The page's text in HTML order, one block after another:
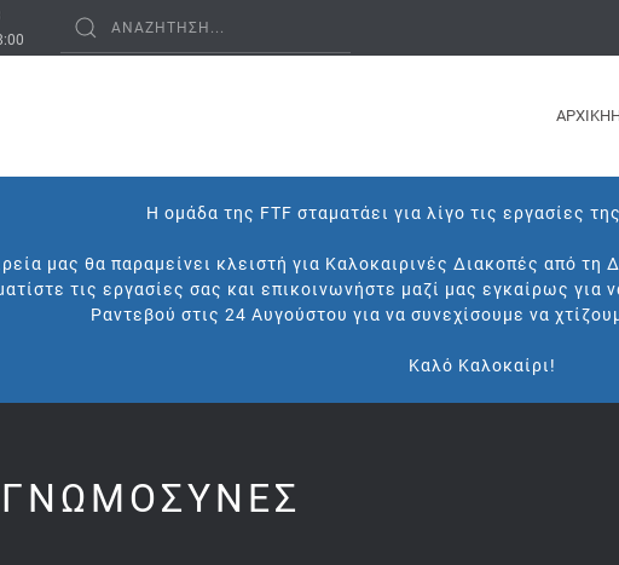
ΑΡΧΙΚΗ
Η ομάδα της FTF σταματάει για λίγο τις εργασίες
μας θα παραμείνει κλειστή για Καλοκαιρινές Διακοπές από
τις εργασίες σας και επικοινωνήστε μαζί μας εγκαίρως
Ραντεβού στις 24 Αυγούστου για να συνεχίσουμε να
Καλό Καλοκαίρι!